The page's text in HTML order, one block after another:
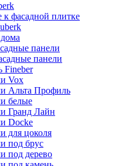
фасадной плитке
панели
панели
Fineber
Vox
Альта Профиль
белые
Гранд Лайн
Docke
для цоколя
под брус
под дерево